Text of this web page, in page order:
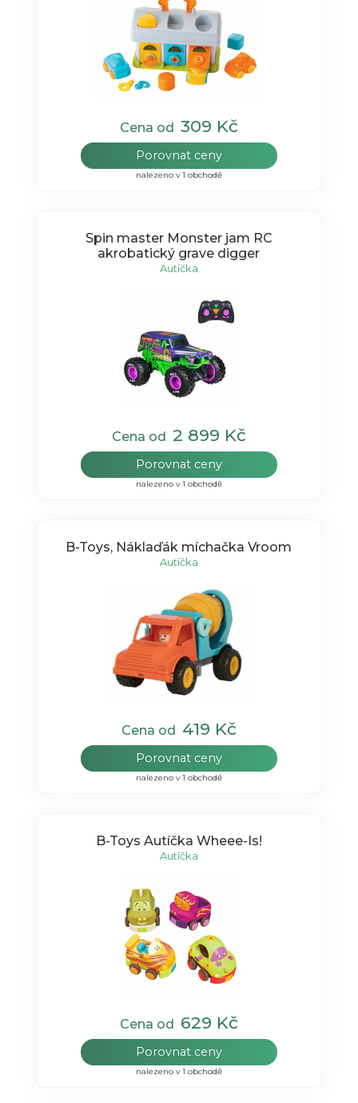
Cena od 309 Kč
Porovnat ceny
nalezeno v 1 obchodě
Spin master Monster jam RC
akrobatický grave digger
Autíčka
Cena od 2 899 Kč
Porovnat ceny
nalezeno v 1 obchodě
B-Toys, Náklaďák míchačka Vroom
Autíčka
Cena od 419 Kč
Porovnat ceny
nalezeno v 1 obchodě
B-Toys Autíčka Wheee-Is!
Autíčka
Cena od 629 Kč
Porovnat ceny
nalezeno v 1 obchodě